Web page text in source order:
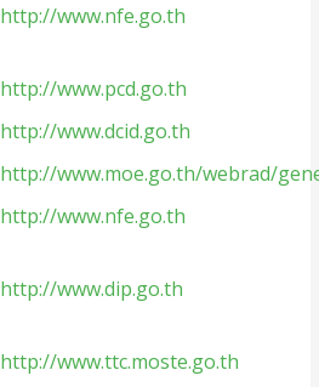
http://www.nfe.go.th
http://www.pcd.go.th
http://www.dcid.go.th
http://www.moe.go.th/webrad/
http://www.nfe.go.th
http://www.dip.go.th
http://www.ttc.moste.go.th